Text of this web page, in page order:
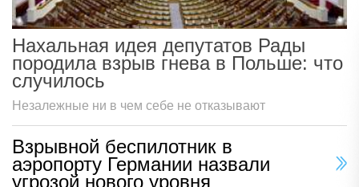
Нахальная идея депутатов Рады
породила взрыв гнева в Польше: что
случилось
Незалежные ни в чем себе не отказывают
Взрывной беспилотник в
аэропорту Германии назвали
угрозой нового уровня